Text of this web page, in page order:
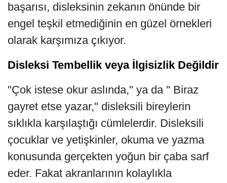
başarısı, disleksinin zekanın önünde bir
engel teşkil etmediğinin en güzel örnekleri
olarak karşımıza çıkıyor.
Disleksi Tembellik veya İlgisizlik Değildir
"Çok istese okur aslında," ya da " Biraz
gayret etse yazar," disleksili bireylerin
sıklıkla karşılaştığı cümlelerdir. Disleksili
çocuklar ve yetişkinler, okuma ve yazma
konusunda gerçekten yoğun bir çaba sarf
eder. Fakat akranlarının kolaylıkla